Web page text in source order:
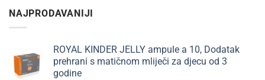
NAJPRODAVANIJI
ROYAL KINDER JELLY ampule a 10, Dodatak
prehrani s matičnom mliječi za djecu od 3
godine